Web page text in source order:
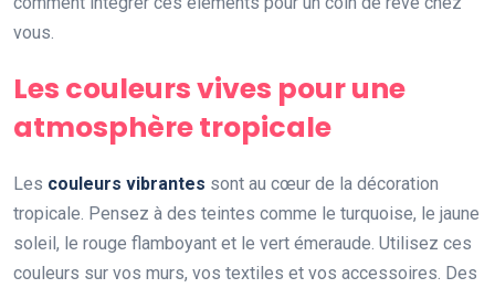
vous.
Les couleurs vives pour une
atmosphère tropicale
Les couleurs vibrantes sont au cœur de la décoration
tropicale. Pensez à des teintes comme le turquoise, le jaune
soleil, le rouge flamboyant et le vert émeraude. Utilisez ces
couleurs sur vos murs, vos textiles et vos accessoires. Des